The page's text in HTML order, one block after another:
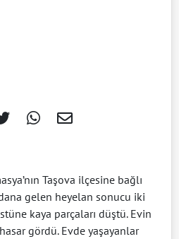
Taşova ilçesine bağlı
gelen heyelan sonucu iki
kaya parçaları düştü. Evin
gördü. Evde yaşayanlar